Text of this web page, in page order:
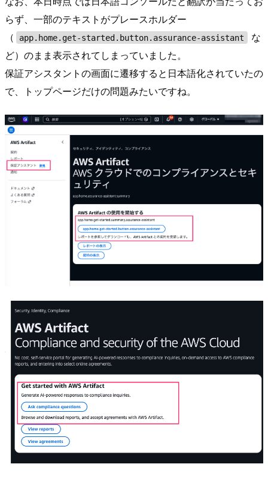
らず、一部のテキストがプレースホルダー
（
app.home.get-started.button.assurance-assistant
な
ど）のまま表示されてしまっていました。
保証アシスタントの画面に遷移すると日本語化されていたの
で、トップページだけの問題みたいですね。